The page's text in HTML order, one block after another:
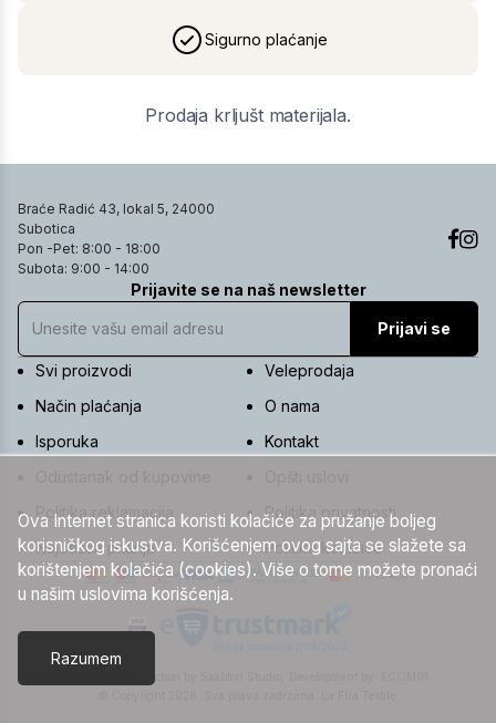
Sigurno plaćanje
Prodaja krljušt materijala.
Braće Radić 43, lokal 5, 24000
Subotica
Pon -Pet: 8:00 - 18:00
Subota: 9:00 - 14:00
Prijavite se na naš newsletter
Prijavi se
Svi proizvodi
Veleprodaja
Način plaćanja
O nama
Isporuka
Kontakt
Politika reklamacija
Politika privatnosti
Najčešća pitanja
Politika kolačića
Ova Internet stranica koristi kolačiće za pružanje boljeg
korisničkog iskustva. Korišćenjem ovog sajta se slažete sa
korištenjem kolačića (cookies). Više o tome možete pronaći
u našim uslovima korišćenja.
Razumem